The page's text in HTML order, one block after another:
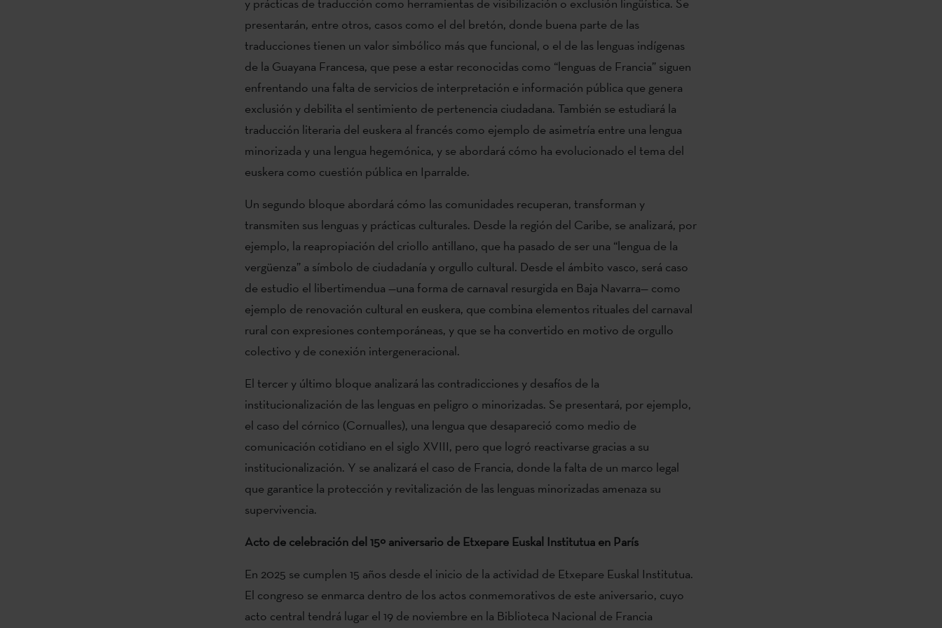
presentarán, entre otros, casos como el del bretón, donde buena parte de las
traducciones tienen un valor simbólico más que funcional, o el de las lenguas indígenas
de la Guayana Francesa, que pese a estar reconocidas como “lenguas de Francia” siguen
enfrentando una falta de servicios de interpretación e información pública que genera
exclusión y debilita el sentimiento de pertenencia ciudadana. También se estudiará la
traducción literaria del euskera al francés como ejemplo de asimetría entre una lengua
minorizada y una lengua hegemónica, y se abordará cómo ha evolucionado el tema del
euskera como cuestión pública en Iparralde.
Un segundo bloque abordará cómo las comunidades recuperan, transforman y
transmiten sus lenguas y prácticas culturales. Desde la región del Caribe, se analizará, por
ejemplo, la reapropiación del criollo antillano, que ha pasado de ser una “lengua de la
vergüenza” a símbolo de ciudadanía y orgullo cultural. Desde el ámbito vasco, será caso
de estudio el libertimendua —una forma de carnaval resurgida en Baja Navarra— como
ejemplo de renovación cultural en euskera, que combina elementos rituales del carnaval
rural con expresiones contemporáneas, y que se ha convertido en motivo de orgullo
colectivo y de conexión intergeneracional.
El tercer y último bloque analizará las contradicciones y desafíos de la
institucionalización de las lenguas en peligro o minorizadas. Se presentará, por ejemplo,
el caso del córnico (Cornualles), una lengua que desapareció como medio de
comunicación cotidiano en el siglo XVIII, pero que logró reactivarse gracias a su
institucionalización. Y se analizará el caso de Francia, donde la falta de un marco legal
que garantice la protección y revitalización de las lenguas minorizadas amenaza su
supervivencia.
Acto de celebración del 15º aniversario de Etxepare Euskal Institutua en París
En 2025 se cumplen 15 años desde el inicio de la actividad de Etxepare Euskal Institutua.
El congreso se enmarca dentro de los actos conmemorativos de este aniversario, cuyo
acto central tendrá lugar el 19 de noviembre en la Biblioteca Nacional de Francia